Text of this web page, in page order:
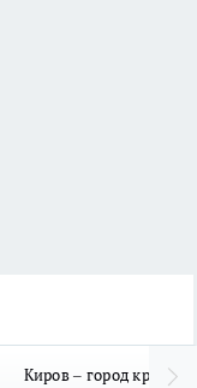
Киров – город